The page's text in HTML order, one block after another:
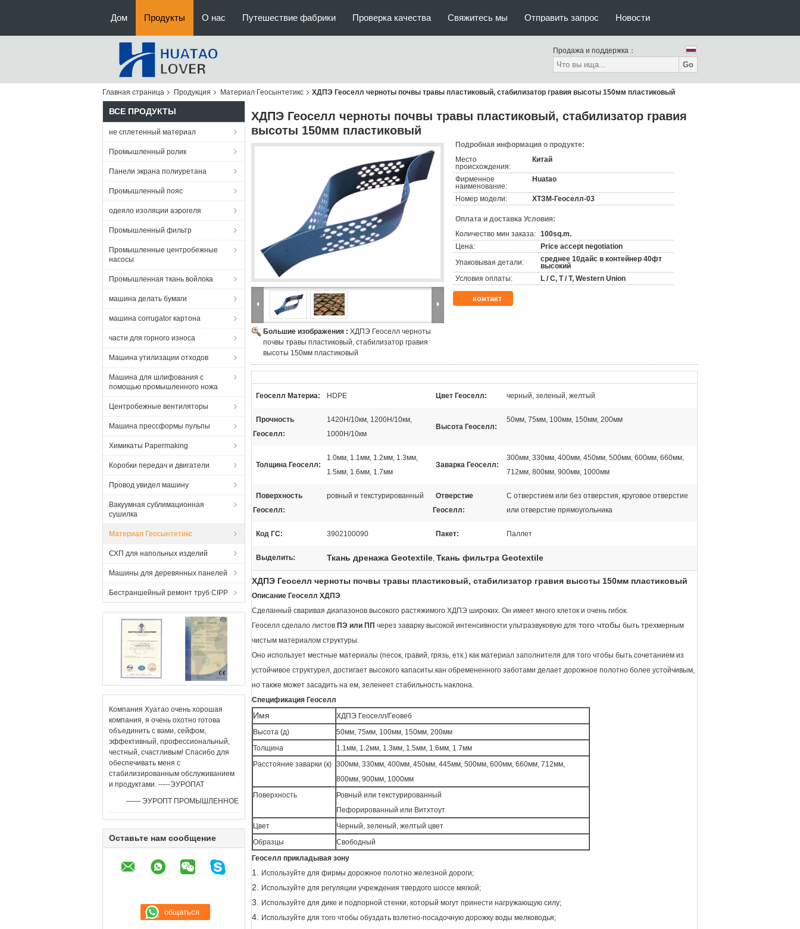
Дом Продукты О нас Путешествие фабрики Проверка качества Свяжитесь мы Отправить запрос Новости
Продажа и поддержка：
Go
Главная страница Продукция Материал Геосынтетикс ХДПЭ Геоселл черноты почвы травы пластиковый, стабилизатор гравия высоты 150мм пластиковый
ВСЕ ПРОДУКТЫ
не сплетенный материал
Промышленный ролик
Панели экрана полиуретана
Промышленный пояс
одеяло изоляции аэрогеля
Промышленный фильтр
Промышленные центробежные
насосы
Промышленная ткань войлока
машина делать бумаги
машина corrugator картона
части для горного износа
Машина утилизации отходов
Машина для шлифования с
помощью промышленного ножа
Центробежные вентиляторы
Машина прессформы пульпы
Химикаты Papermaking
Коробки передач и двигатели
Провод увидел машину
Вакуумная сублимационная
сушилка
Материал Геосынтетикс
СХП для напольных изделий
Машины для деревянных панелей
Бестраншейный ремонт труб CIPP
Компания Хуатао очень хорошая
компания, я очень охотно готова
объединить с вами, сейфом,
эффективный, профессиональный,
честный, счастливым! Спасибо для
обеспечивать меня с
стабилизированным обслуживанием
и продуктами. -----ЭУРОПАТ
—— ЭУРОПТ ПРОМЫШЛЕННОЕ
Оставьте нам сообщение
ХДПЭ Геоселл черноты почвы травы пластиковый, стабилизатор гравия
высоты 150мм пластиковый
Большие изображения : ХДПЭ Геоселл черноты
почвы травы пластиковый, стабилизатор гравия
высоты 150мм пластиковый
Подробная информация о продукте:
Место
происхождения:
Китай
Фирменное
наименование:
Huatao
Номер модели: ХТЗМ-Геоселл-03
Оплата и доставка Условия:
Количество мин заказа: 100sq.m.
Цена:
Price accept negotiation
Упаковывая детали:
среднее 10дайс в контейнер 40фт
высокий
Условия оплаты:
L / C, T / T, Western Union
контакт
Геоселл Материа: HDPE Цвет Геоселл: черный, зеленый, желтый
Прочность
Геоселл:
1420Н/10км, 1200Н/10км,
1000Н/10км
Высота Геоселл:
50мм, 75мм, 100мм, 150мм, 200мм
Толщина Геоселл:
1.0мм, 1.1мм, 1.2мм, 1.3мм,
1.5мм, 1.6мм, 1.7мм
Заварка Геоселл:
300мм, 330мм, 400мм, 450мм, 500мм, 600мм, 660мм,
712мм, 800мм, 900мм, 1000мм
Поверхность
Геоселл:
ровный и текстурированный
Отверстие
Геоселл:
С отверстием или без отверстия, круговое отверстие
или отверстие прямоугольника
Код ГС: 3902100090 Пакет: Паллет
Выделить: Ткань дренажа Geotextile, Ткань фильтра Geotextile
ХДПЭ Геоселл черноты почвы травы пластиковый, стабилизатор гравия высоты 150мм пластиковый
Описание Геоселл ХДПЭ
Сделанный сваривая диапазонов высокого растяжимого ХДПЭ широких. Он имеет много клеток и очень гибок.
Геоселл сделало листов ПЭ или ПП через заварку высокой интенсивности ультразвуковую для того чтобы быть трехмерным
чистым материалом структуры.
Оно использует местные материалы (песок, гравий, грязь, етк.) как материал заполнителя для того чтобы быть сочетанием из
устойчивое структурел, достигает высокого капаситы.кан обремененного заботами делает дорожное полотно более устойчивым,
но также может засадить на ем, зеленеет стабильность наклона.
Спецификация Геоселл
Имя
ХДПЭ Геоселл/Геовеб
Высота (д)
50мм, 75мм, 100мм, 150мм, 200мм
Толщина
1.1мм, 1.2мм, 1.3мм, 1.5мм, 1.6мм, 1.7мм
Расстояние заварки (к) 300мм, 330мм, 400мм, 450мм, 445мм, 500мм, 600мм, 660мм, 712мм,
800мм, 900мм, 1000мм
Поверхность
Ровный или текстурированный
Пефорированный или Витхтоут
Цвет
Черный, зеленый, желтый цвет
Образцы
Свободный
Геоселл прикладывая зону
1. Используйте для фирмы дорожное полотно железной дороги;
2. Используйте для регуляции учреждения твердого шоссе мягкой;
3. Используйте для дике и подпорной стенки, который могут принести нагружающую силу;
4. Используйте для того чтобы обуздать взлетно-посадочную дорожку воды мелководья;